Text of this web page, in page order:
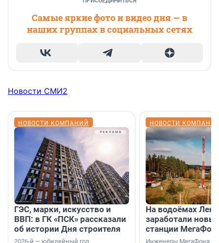
Самые яркие фото и видео дня — в
наших группах в социальных сетях
Новости СМИ2
НОВОСТИ КОМПАНИЙ
ГЭС, марки, искусство и
ВВП: в ГК «ПСК» рассказали
об истории Дня строителя
2026-й — юбилейный год
НОВОСТИ
На водоёмах
заработали
станции
Инженеры МегаФона